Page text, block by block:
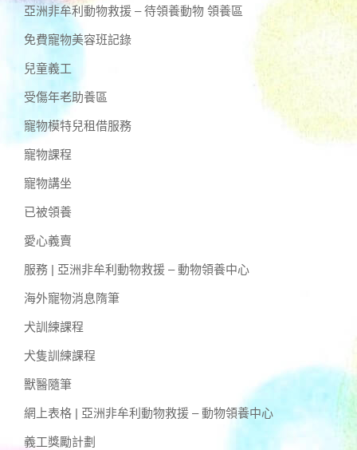
亞洲非牟利動物救援 – 待領養動物 領養區
免費寵物美容班記錄
兒童義工
受傷年老助養區
寵物模特兒租借服務
寵物課程
寵物講坐
已被領養
愛心義賣
服務 | 亞洲非牟利動物救援 – 動物領養中心
海外寵物消息隋筆
犬訓練課程
犬隻訓練課程
獸醫隨筆
網上表格 | 亞洲非牟利動物救援 – 動物領養中心
義工獎勵計劃